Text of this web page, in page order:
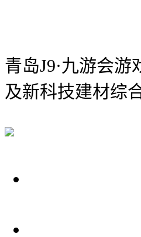
青岛J9·九游会游
及新科技建材综